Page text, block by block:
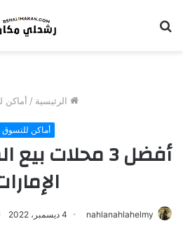
الرئيسية / أماكن
أماكن للتسوق
أفضل 3 محلات
nahlanahlahelmy 4 ديسمبر، 2022